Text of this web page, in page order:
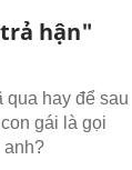
hận"
qua hay để sau
gái là gọi
anh?